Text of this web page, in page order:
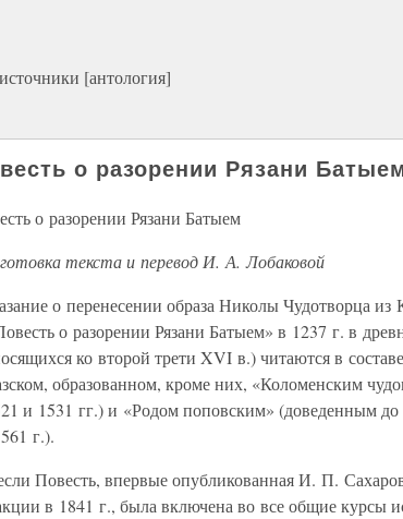
[антология]
о разорении Рязани
о разорении Рязани Батыем
текста и перевод И. А. Лобаковой
о перенесении образа Николы Чудотворца из
о разорении Рязани Батыем» в 1237 г. в
ко второй трети XVI в.) читаются в
образованном, кроме них, «Коломенским
и 1531 гг.) и «Родом поповским» (доведенным
г.).
Повесть, впервые опубликованная И. П.
в 1841 г., была включена во все общие курсы